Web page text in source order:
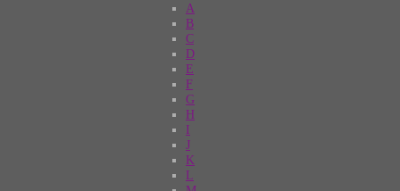
A
B
C
D
E
F
G
H
I
J
K
L